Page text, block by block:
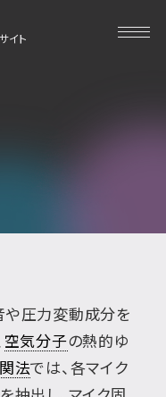
イト
や圧力変動成分を
空気分子の熱的ゆ
法では、各マイク